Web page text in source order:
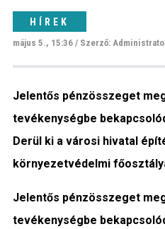
Napi menü
Riport
Közigazgatás
Kultúra
HÍREK
május 5., 15:36 / Szerző:
Jelentős pénzösszeget
tevékenységbe
Derül ki a városi hivatal
környezetvédelmi
Jelentős pénzösszeget
tevékenységbe